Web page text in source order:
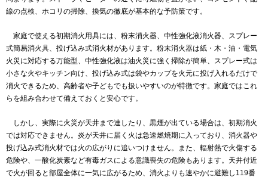
線の点検、ホコリの掃除、換気の徹底が基本的な予防策です。
家庭で使える初期消火用具には、粉末消火器、中性強化液消火器、スプレー
式簡易消火具、投げ込み式消火材があります。粉末消火器は紙・木・油・電気
火災に対応する万能型、中性強化液は油火災に強く掃除が簡単、スプレー式は
小さな火やキッチン向け、投げ込み式は袋やカップを火元に投げ入れるだけで
消火できるため、高齢者や子どもでも扱いやすいのが特徴です。家庭ではこれ
らを組み合わせて備えておくと安心です。
しかし、実際に火災が天井まで達したり、黒煙が出ている場合は、初期消火
では対応できません。炎が天井に届く火は急速燃焼期に入っており、消火器や
投げ込み式消火材では火の広がりに追いつけません。また、輻射熱で火傷する
危険や、一酸化炭素など有毒ガスによる意識喪失の危険もあります。天井付近
で火が回ると部屋全体に一気に広がるため、消火よりも速やかに避難し119番